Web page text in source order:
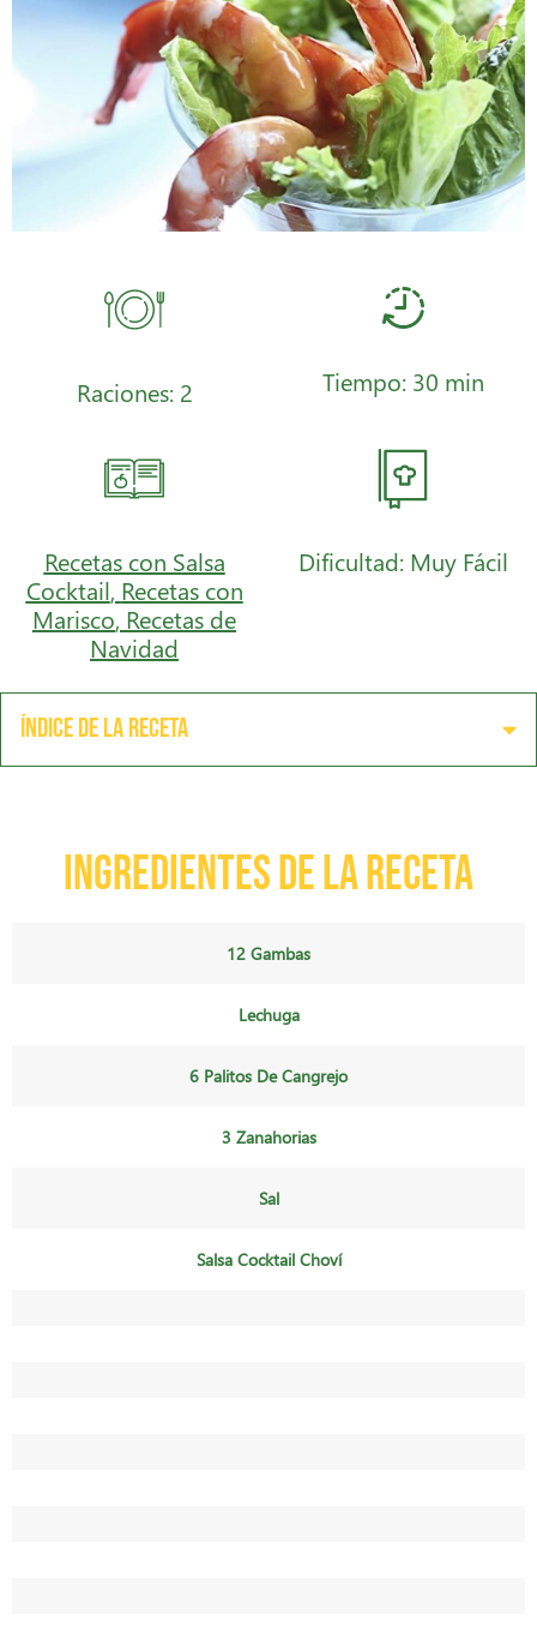
Raciones: 2 Tiempo: 30 min
Recetas con Salsa
Cocktail, Recetas con
Marisco, Recetas de
Navidad
Dificultad: Muy Fácil
Índice de la receta
Ingredientes de la receta
12 Gambas
Lechuga
6 Palitos De Cangrejo
3 Zanahorias
Sal
Salsa Cocktail Choví